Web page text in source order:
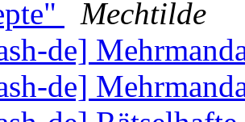
Mechtilde
de]
de]